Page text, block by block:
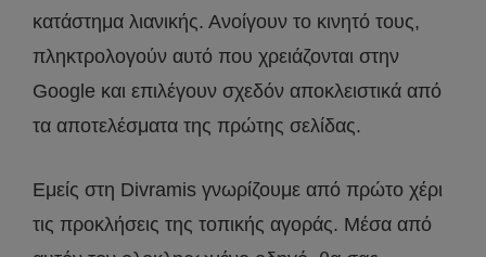
κατάστημα λιανικής. Ανοίγουν το κινητό τους,
πληκτρολογούν αυτό που χρειάζονται στην
Google και επιλέγουν σχεδόν αποκλειστικά από
τα αποτελέσματα της πρώτης σελίδας.
Εμείς στη Divramis γνωρίζουμε από πρώτο χέρι
τις προκλήσεις της τοπικής αγοράς. Μέσα από